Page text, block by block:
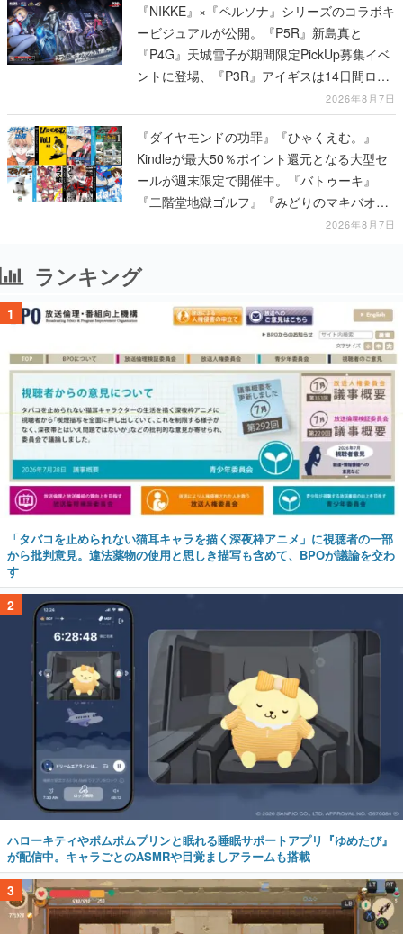
『NIKKE』×『ペルソナ』シリーズのコラボキ
ービジュアルが公開。『P5R』新島真と
『P4G』天城雪子が期間限定PickUp募集イベ
ントに登場、『P3R』アイギスは14日間ログ
インイベント、コラボイベントのクリアで獲
得可能
2026年8月7日
『ダイヤモンドの功罪』『ひゃくえむ。』
Kindleが最大50％ポイント還元となる大型セ
ールが週末限定で開催中。『バトゥーキ』
『二階堂地獄ゴルフ』『みどりのマキバオ
ー』『頭文字Ｄ 超合本版』など対象2026年8月7日
ランキング
1
「タバコを止められない猫耳キャラを描く深夜枠アニメ」に視聴者の一部
から批判意見。違法薬物の使用と思しき描写も含めて、BPOが議論を交わ
す
2
ハローキティやポムポムプリンと眠れる睡眠サポートアプリ『ゆめたび』
が配信中。キャラごとのASMRや目覚ましアラームも搭載
3